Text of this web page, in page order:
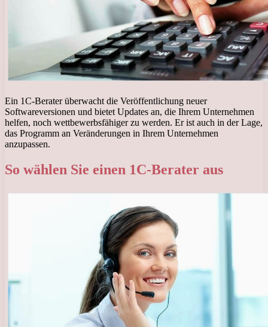
Ein 1C-Berater überwacht die Veröffentlichung neuer
Softwareversionen und bietet Updates an, die Ihrem Unternehmen
helfen, noch wettbewerbsfähiger zu werden. Er ist auch in der Lage,
das Programm an Veränderungen in Ihrem Unternehmen
anzupassen.
So wählen Sie einen 1C-Berater aus